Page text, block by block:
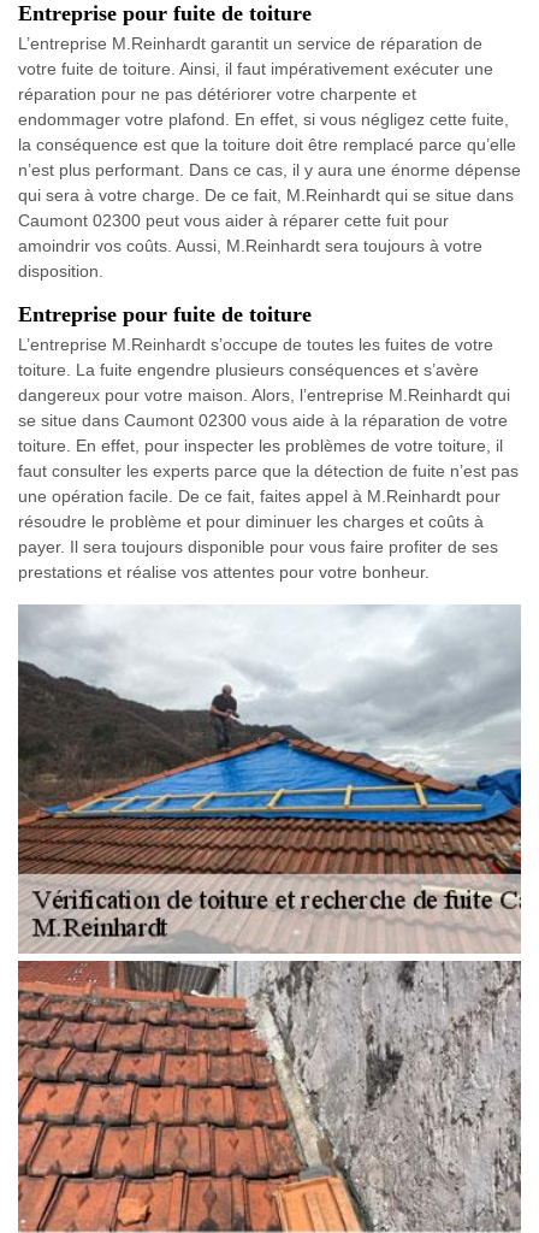
Entreprise pour fuite de toiture
L’entreprise M.Reinhardt garantit un service de réparation de
votre fuite de toiture. Ainsi, il faut impérativement exécuter une
réparation pour ne pas détériorer votre charpente et
endommager votre plafond. En effet, si vous négligez cette fuite,
la conséquence est que la toiture doit être remplacé parce qu’elle
n’est plus performant. Dans ce cas, il y aura une énorme dépense
qui sera à votre charge. De ce fait, M.Reinhardt qui se situe dans
Caumont 02300 peut vous aider à réparer cette fuit pour
amoindrir vos coûts. Aussi, M.Reinhardt sera toujours à votre
disposition.
Entreprise pour fuite de toiture
L’entreprise M.Reinhardt s’occupe de toutes les fuites de votre
toiture. La fuite engendre plusieurs conséquences et s’avère
dangereux pour votre maison. Alors, l’entreprise M.Reinhardt qui
se situe dans Caumont 02300 vous aide à la réparation de votre
toiture. En effet, pour inspecter les problèmes de votre toiture, il
faut consulter les experts parce que la détection de fuite n’est pas
une opération facile. De ce fait, faites appel à M.Reinhardt pour
résoudre le problème et pour diminuer les charges et coûts à
payer. Il sera toujours disponible pour vous faire profiter de ses
prestations et réalise vos attentes pour votre bonheur.